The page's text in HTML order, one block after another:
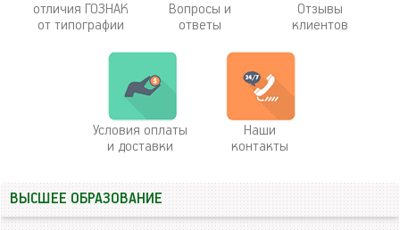
отличия ГОЗНАК
от типографии
Вопросы и
ответы
Отзывы
клиентов
Условия оплаты
и доставки
Наши
контакты
ВЫСШЕЕ ОБРАЗОВАНИЕ